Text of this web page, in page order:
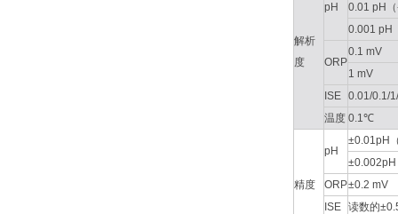
解析
度
pH
0.01 pH
0.001 pH
ORP
0.1 mV
1 mV
ISE 0.01/0.1/
温度 0.1℃
精度
pH
±0.01pH
ORP±0.2 mV
ISE 读数的